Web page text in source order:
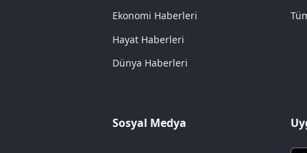
Ekonomi Haberleri
Hayat Haberleri
Dünya Haberleri
Sosyal Medya